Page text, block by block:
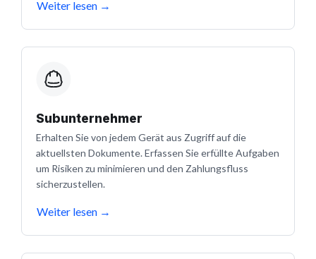
Weiter lesen →
Subunternehmer
Erhalten Sie von jedem Gerät aus Zugriff auf die
aktuellsten Dokumente. Erfassen Sie erfüllte Aufgaben
um Risiken zu minimieren und den Zahlungsfluss
sicherzustellen.
Weiter lesen →